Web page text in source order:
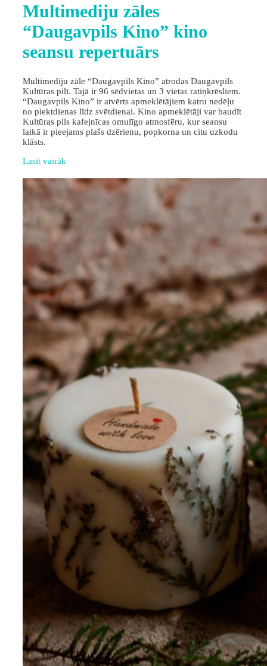
Multimediju zāles
“Daugavpils Kino” kino
seansu repertuārs
Multimediju zāle “Daugavpils Kino” atrodas Daugavpils
Kultūras pilī. Tajā ir 96 sēdvietas un 3 vietas ratiņkrēsliem.
“Daugavpils Kino” ir atvērts apmeklētājiem katru nedēļu
no piektdienas līdz svētdienai. Kino apmeklētāji var baudīt
Kultūras pils kafejnīcas omulīgo atmosfēru, kur seansu
laikā ir pieejams plašs dzērienu, popkorna un citu uzkodu
klāsts.
Lasīt vairāk